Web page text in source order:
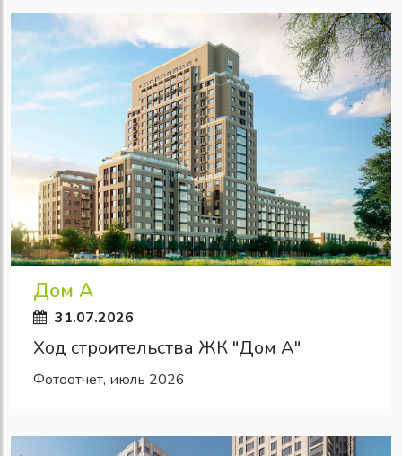
Дом А
31.07.2026
Ход строительства ЖК "Дом А"
Фотоотчет, июль 2026